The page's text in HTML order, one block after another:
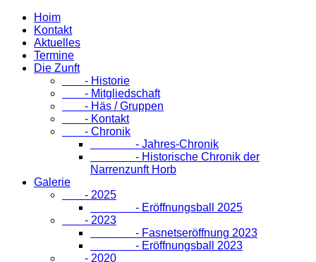
Hoim
Kontakt
Aktuelles
Termine
Die Zunft
- Historie
- Mitgliedschaft
- Häs / Gruppen
- Kontakt
- Chronik
- Jahres-Chronik
- Historische Chronik der
Narrenzunft Horb
Galerie
- 2025
- Eröffnungsball 2025
- 2023
- Fasnetseröffnung 2023
- Eröffnungsball 2023
- 2020